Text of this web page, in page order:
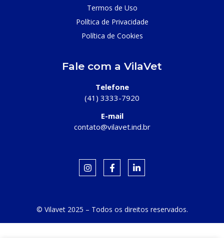
Termos de Uso
Política de Privacidade
Política de Cookies
Fale com a VilaVet
Telefone
(41) 3333-7920
E-mail
contato@vilavet.ind.br
© Vilavet 2025 – Todos os direitos reservados.